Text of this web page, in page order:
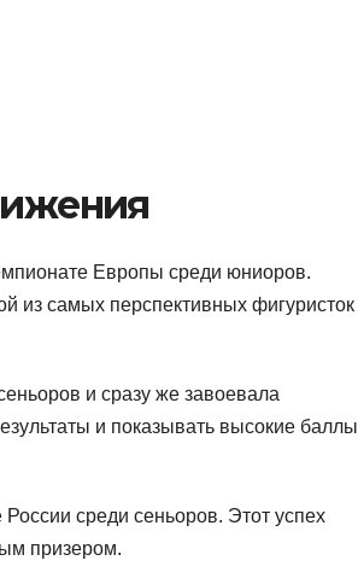
Европы среди юниоров.
из самых перспективных фигуристок
и сразу же завоевала
и показывать высокие баллы
среди сеньоров. Этот успех
призером.